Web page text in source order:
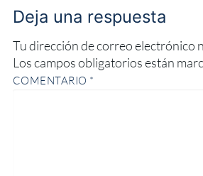
Deja una respuesta
Tu dirección de correo electrónico
Los campos obligatorios están
COMENTARIO *